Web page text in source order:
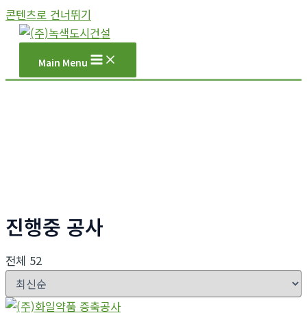
콘텐츠로 건너뛰기
Main Menu
진행중 공사
전체 52